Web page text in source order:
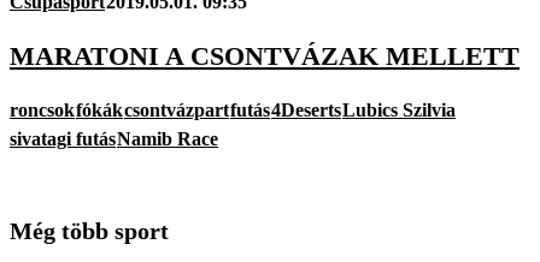
MARATONI A CSONTVÁZAK MELLETT
roncsokfókákcsontvázpartfutás4DesertsLubics Szilvia
sivatagi futásNamib Race
Még több sport